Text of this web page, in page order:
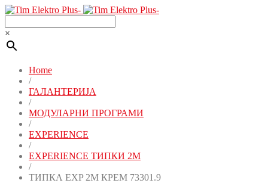
×
Home
/
ГАЛАНТЕРИЈА
/
МОДУЛАРНИ ПРОГРАМИ
/
EXPERIENCE
/
EXPERIENCE ТИПКИ 2М
/
ТИПКА EXP 2M КРЕМ 73301.9